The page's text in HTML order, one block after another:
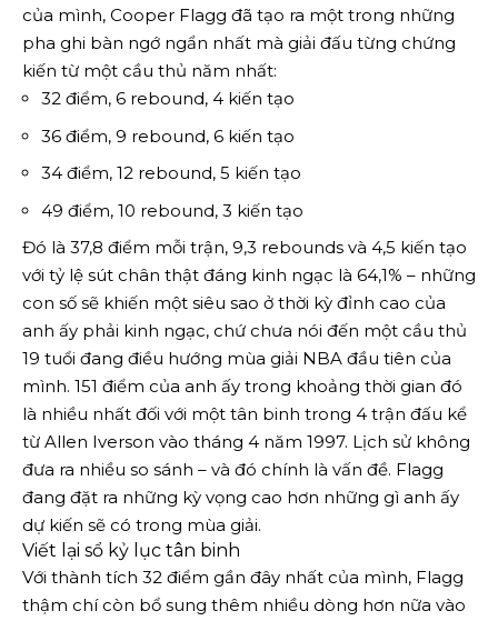
của mình, Cooper Flagg đã tạo ra một trong những
pha ghi bàn ngớ ngẩn nhất mà giải đấu từng chứng
kiến ​​từ một cầu thủ năm nhất:
32 điểm, 6 rebound, 4 kiến ​​tạo
36 điểm, 9 rebound, 6 kiến ​​tạo
34 điểm, 12 rebound, 5 kiến ​​tạo
49 điểm, 10 rebound, 3 kiến ​​tạo
Đó là 37,8 điểm mỗi trận, 9,3 rebounds và 4,5 kiến ​​​​tạo
với tỷ lệ sút chân thật đáng kinh ngạc là 64,1% – những
con số sẽ khiến một siêu sao ở thời kỳ đỉnh cao của
anh ấy phải kinh ngạc, chứ chưa nói đến một cầu thủ
19 tuổi đang điều hướng mùa giải NBA đầu tiên của
mình. 151 điểm của anh ấy trong khoảng thời gian đó
là nhiều nhất đối với một tân binh trong 4 trận đấu kể
từ Allen Iverson vào tháng 4 năm 1997. Lịch sử không
đưa ra nhiều so sánh – và đó chính là vấn đề. Flagg
đang đặt ra những kỳ vọng cao hơn những gì anh ấy
dự kiến ​​​​sẽ có trong mùa giải.
Viết lại sổ kỷ lục tân binh
Với thành tích 32 điểm gần đây nhất của mình, Flagg
thậm chí còn bổ sung thêm nhiều dòng hơn nữa vào